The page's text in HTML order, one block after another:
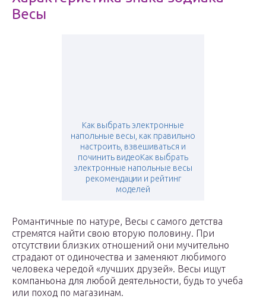
Весы
Как выбрать электронные
напольные весы, как правильно
настроить, взвешиваться и
починить видеоКак выбрать
электронные напольные весы
рекомендации и рейтинг
моделей
Романтичные по натуре, Весы с самого детства
стремятся найти свою вторую половину. При
отсутствии близких отношений они мучительно
страдают от одиночества и заменяют любимого
человека чередой «лучших друзей». Весы ищут
компаньона для любой деятельности, будь то учеба
или поход по магазинам.